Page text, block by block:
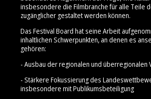
insbesondere die Filmbranche für alle Teile
zugänglicher gestaltet werden können.
Das Festival Board hat seine Arbeit
inhaltlichen Schwerpunkten, an denen es
gehören:
- Ausbau der regionalen und überregionalen
- Stärkere Fokussierung des
insbesondere mit Publikumsbeteiligung